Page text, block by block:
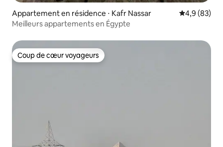
Appartement en résidence ⋅ Kafr Nassar Évaluation
4,9 (83)
Meilleurs appartements en Égypte
Coup de cœur voyageurs
Coup de cœur voyageurs